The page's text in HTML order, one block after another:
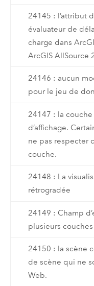
24145 : l’attribut
évaluateur de
charge dans
ArcGIS AllSource
24146 : aucun
pour le jeu de
24147 : la
d’affichage.
ne pas respecter
couche.
24148 : La
rétrogradée
24149 : Champ
plusieurs couches
24150 : la scène
de scène qui ne
Web.